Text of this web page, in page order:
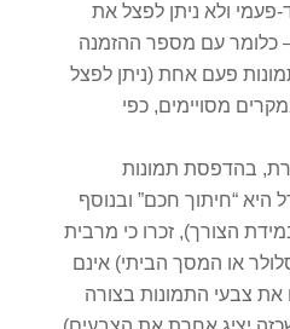
פעמי ולא ניתן לפצל את
כלומר עם מספר ההזמנה
פעם אחת (ניתן לפצל
מסויימים, כפי
בהדפסת תמונות
“חיתוך חכם” ובנוסף
הצורך), זכרו כי מרבית
או המסך הביתי) אינם
את צבעי התמונות בצורה